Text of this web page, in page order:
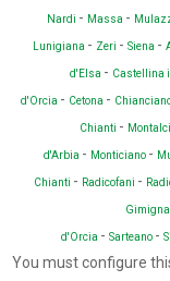
Nardi - Massa -
Lunigiana - Zeri - Siena -
d'Elsa - Castellina
d'Orcia - Cetona -
Chianti -
d'Arbia - Monticiano -
Chianti - Radicofani -
d'Orcia - Sarteano -
You must configure